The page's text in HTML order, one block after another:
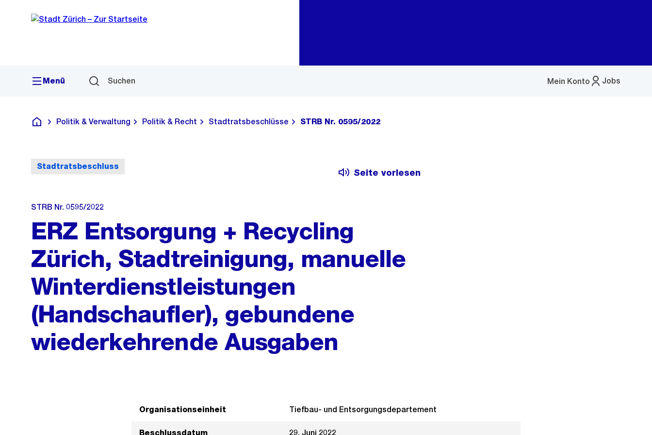
Navigation
Sprunglink
Menü Suchen Jobs
Mein Konto
Menü
Deutsch
Politik & Verwaltung Politik & Recht Stadtratsbeschlüsse STRB Nr. 0595/2022
Stadtratsbeschluss
Seite vorlesen
STRB Nr. 0595/2022
ERZ Entsorgung + Recycling
Zürich, Stadtreinigung, manuelle
Winterdienstleistungen
(Handschaufler), gebundene
wiederkehrende Ausgaben
Organisationseinheit Tiefbau- und Entsorgungsdepartement
Beschlussdatum 29. Juni 2022